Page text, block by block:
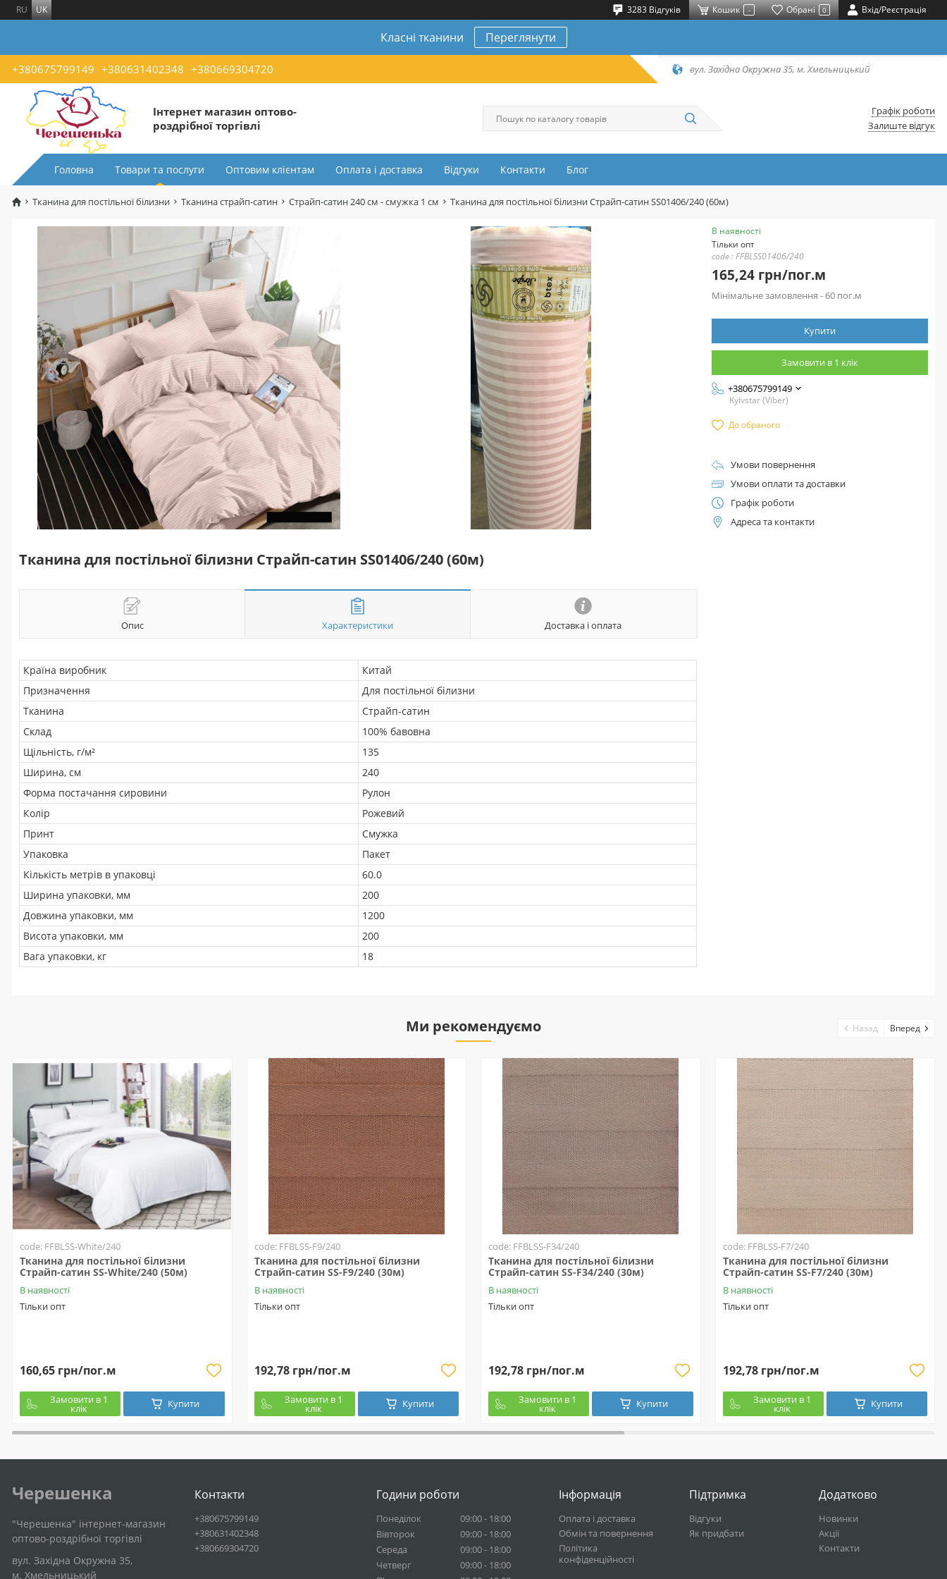
RU UK 3283 Відгуків Кошик - Обрані 0 Вхід/Реєстрація
Класні тканини Переглянути
+380675799149 +380631402348 +380669304720 вул. Західна Окружна 35, м. Хмельницький
Інтернет магазин оптово-
роздрібної торгівлі
Графік роботи
Залиште відгук
Головна Товари та послуги Оптовим клієнтам Оплата і доставка Відгуки Контакти Блог
Тканина для постільної білизни Тканина страйп-сатин Страйп-сатин 240 см - смужка 1 см Тканина для постільної білизни Страйп-сатин SS01406/240 (60м)
Тканина для постільної білизни Страйп-сатин SS01406/240 (60м)
Опис Характеристики Доставка і оплата
Країна виробник
Китай
Призначення
Для постільної білизни
Тканина
Страйп-сатин
Склад
100% бавовна
Щільність, г/м²
135
Ширина, см
240
Форма постачання сировини
Рулон
Колір
Рожевий
Принт
Смужка
Упаковка
Пакет
Кількість метрів в упаковці
60.0
Ширина упаковки, мм
200
Довжина упаковки, мм
1200
Висота упаковки, мм
200
Вага упаковки, кг
18
В наявності
Тільки опт
code : FFBLSS01406/240
165,24 грн/пог.м
Мінімальне замовлення - 60 пог.м
Купити
Замовити в 1 клік
+380675799149
Kyivstar (Viber)
До обраного
Умови повернення
Умови оплати та доставки
Графік роботи
Адреса та контакти
Ми рекомендуємо
code: FFBLSS-White/240
Тканина для постільної білизни
Страйп-сатин SS-White/240 (50м)
В наявності
Тільки опт
160,65 грн/пог.м
Замовити в 1
клік Купити
code: FFBLSS-F9/240
Тканина для постільної білизни
Страйп-сатин SS-F9/240 (30м)
В наявності
Тільки опт
192,78 грн/пог.м
Замовити в 1
клік Купити
code: FFBLSS-F34/240
Тканина для постільної білизни
Страйп-сатин SS-F34/240 (30м)
В наявності
Тільки опт
192,78 грн/пог.м
Замовити в 1
клік Купити
code: FFBLSS-F7/240
Тканина для постільної білизни
Страйп-сатин SS-F7/240 (30м)
В наявності
Тільки опт
192,78 грн/пог.м
Замовити в 1
клік Купити
Назад Вперед
Черешенка
"Черешенка" інтернет-магазин
оптово-роздрібної торгівлі
вул. Західна Окружна 35,
м. Хмельницький
Контакти
+380675799149
+380631402348
+380669304720
Години роботи
Понеділок
09:00 - 18:00
Вівторок
09:00 - 18:00
Середа
09:00 - 18:00
Четверг
09:00 - 18:00
Інформація
Оплата і доставка
Обмін та повернення
Політика
конфіденційності
Підтримка
Відгуки
Як придбати
Додатково
Новинки
Акції
Контакти